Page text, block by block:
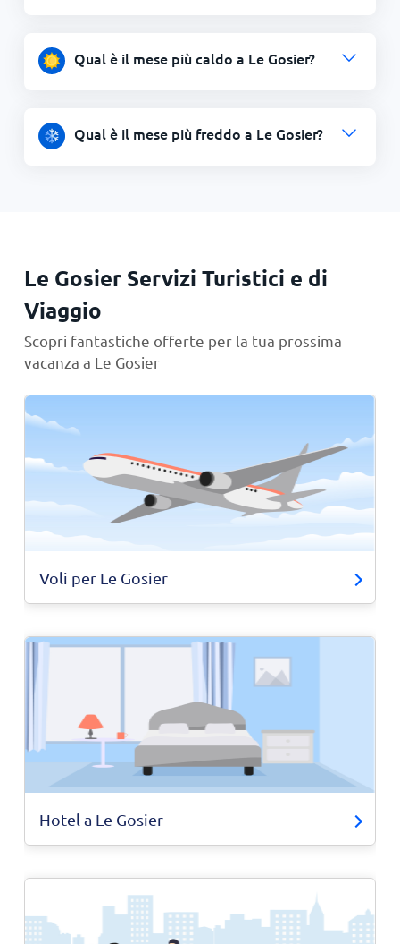
Qual è il mese più caldo a Le Gosier?
Qual è il mese più freddo a Le Gosier?
Le Gosier Servizi Turistici e di
Viaggio
Scopri fantastiche offerte per la tua prossima
vacanza a Le Gosier
Voli per Le Gosier
Hotel a Le Gosier